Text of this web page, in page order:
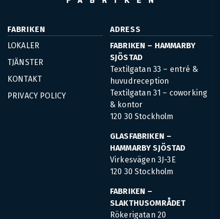
FABRIKEN
LOKALER
TJÄNSTER
KONTAKT
PRIVACY POLICY
ADRESS
FABRIKEN – HAMMARBY
SJÖSTAD
Textilgatan 33 – entré &
huvudreception
Textilgatan 31 – coworking
& kontor
120 30 Stockholm
GLASFABRIKEN –
HAMMARBY SJÖSTAD
Virkesvägen 3J-3E
120 30 Stockholm
FABRIKEN –
SLAKTHUSOMRÅDET
Rökerigatan 20